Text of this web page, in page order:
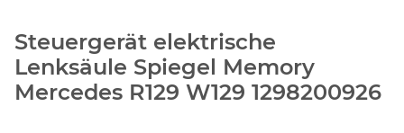
Steuergerät elektrische
Lenksäule Spiegel Memory
Mercedes R129 W129 1298200926